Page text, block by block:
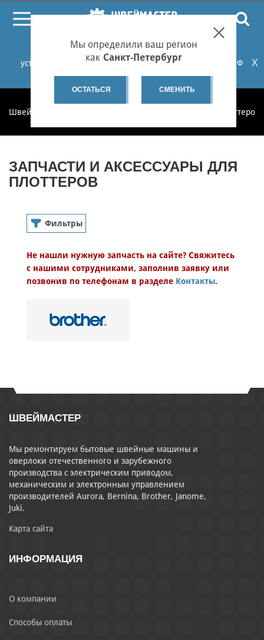
При проблемах с онлайн-оплатой заказов на сайте
установите российские сертификаты НУЦ Минцифры РФ
или используйте Яндекс.Браузер.Подробнее...
X
Мы определили ваш регион
как Санкт-Петербург
ОСТАТЬСЯ СМЕНИТЬ
Швеймастер Запчасти и аксессуары для плоттеров
ЗАПЧАСТИ И АКСЕССУАРЫ ДЛЯ
ПЛОТТЕРОВ
Фильтры
Тип товара
Категория запчасти
Категория аксессуара
Не нашли нужную запчасть на сайте? Свяжитесь
с нашими сотрудниками, заполнив заявку или
позвонив по телефонам в разделе Контакты.
ШВЕЙМАСТЕР
Мы ремонтируем бытовые швейные машины и
оверлоки отечественного и зарубежного
производства с электрическим приводом,
механическим и электронным управлением
производителей Aurora, Bernina, Brother, Janome,
Juki.
Карта сайта
ИНФОРМАЦИЯ
О компании
Способы оплаты